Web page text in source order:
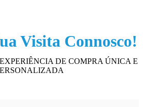
Visita Connosco!
DE COMPRA ÚNICA E